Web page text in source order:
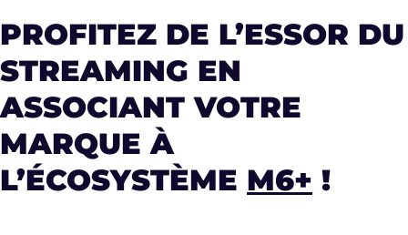
PROFITEZ DE L’ESSOR DU
STREAMING EN
ASSOCIANT VOTRE
MARQUE À
L’ÉCOSYSTÈME M6+ !